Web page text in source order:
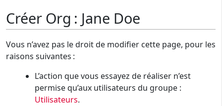
Créer Org : Jane Doe
Vous n’avez pas le droit de modifier cette page, pour les
raisons suivantes :
L’action que vous essayez de réaliser n’est
permise qu’aux utilisateurs du groupe :
Utilisateurs.